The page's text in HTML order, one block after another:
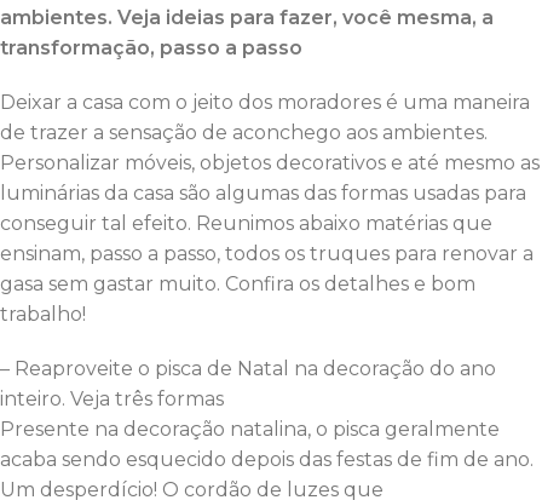
ambientes. Veja ideias para fazer, você mesma, a
transformação, passo a passo
Deixar a casa com o jeito dos moradores é uma maneira
de trazer a sensação de aconchego aos ambientes.
Personalizar móveis, objetos decorativos e até mesmo as
luminárias da casa são algumas das formas usadas para
conseguir tal efeito. Reunimos abaixo matérias que
ensinam, passo a passo, todos os truques para renovar a
gasa sem gastar muito. Confira os detalhes e bom
trabalho!
– Reaproveite o pisca de Natal na decoração do ano
inteiro. Veja três formas
Presente na decoração natalina, o pisca geralmente
acaba sendo esquecido depois das festas de fim de ano.
Um desperdício! O cordão de luzes que